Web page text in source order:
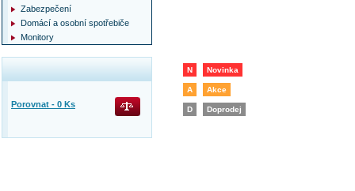
N Novinka
A Akce
D Doprodej
Zabezpečení
Domácí a osobní spotřebiče
Monitory
Porovnat - 0 Ks